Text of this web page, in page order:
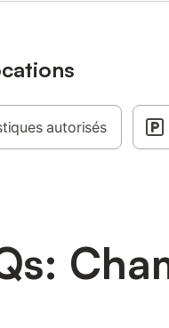
autorisés